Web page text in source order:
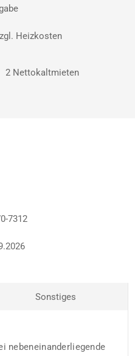
Heizkosten
2 Nettokaltmieten
7312
Sonstiges
nebeneinanderliegende